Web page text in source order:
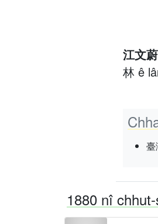
江文蔚
林 ê
臺
1880 nî